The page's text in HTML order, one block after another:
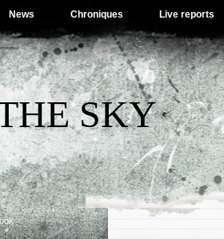
News Chroniques Live reports
SKY